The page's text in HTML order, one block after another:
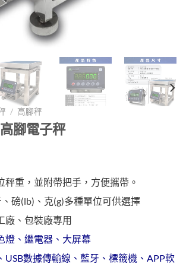
/ 高腳秤
腳電子秤
秤重，並附帶把手，方便攜帶。
磅(lb)、克(g)多種單位可供選擇
廠、包裝廠專用
燈、繼電器、大屏幕
USB數據傳輸線、藍牙、標籤機、APP軟